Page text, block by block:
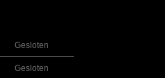
Gesloten
Gesloten